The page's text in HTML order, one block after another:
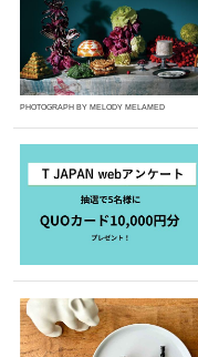
PHOTOGRAPH BY MELODY MELAMED